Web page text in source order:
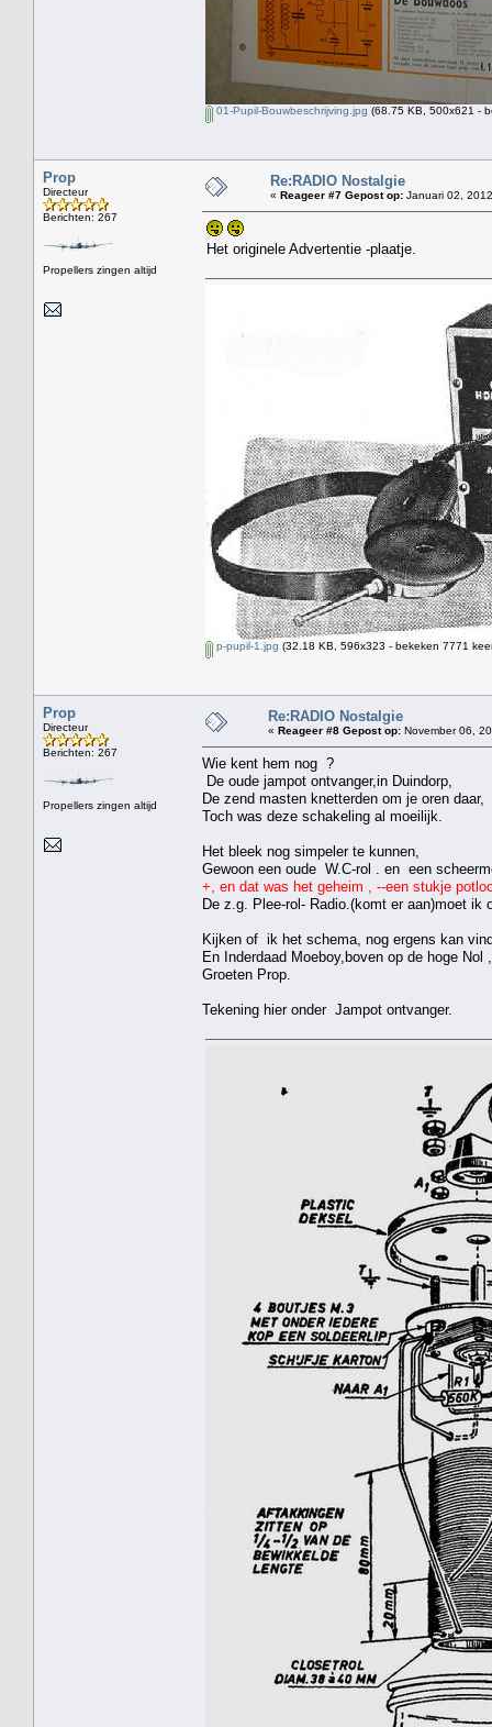
01-Pupil-Bouwbeschrijving.jpg (68.75 KB, 500x621 -
Prop
Directeur
Berichten: 267
Propellers zingen altijd
Re:RADIO Nostalgie
« Reageer #7 Gepost op: Januari 02,
Het originele Advertentie -plaatje.
p-pupil-1.jpg (32.18 KB, 596x323 - bekeken 7771
Prop
Directeur
Berichten: 267
Propellers zingen altijd
Re:RADIO Nostalgie
« Reageer #8 Gepost op: November 06,
Wie kent hem nog ?
De oude jampot ontvanger,in Duindorp,
De zend masten knetterden om je oren daar,
Toch was deze schakeling al moeilijk.
Het bleek nog simpeler te kunnen,
Gewoon een oude W.C-rol . en een
+, en dat was het geheim , --een stukje
De z.g. Plee-rol- Radio.(komt er aan)moet ik
Kijken of ik het schema, nog ergens kan
En Inderdaad Moeboy,boven op de hoge
Groeten Prop.
Tekening hier onder Jampot ontvanger.